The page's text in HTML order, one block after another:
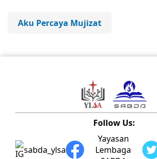
Aku Percaya Mujizat
Follow Us:
sabda_ylsa
Yayasan
Lembaga